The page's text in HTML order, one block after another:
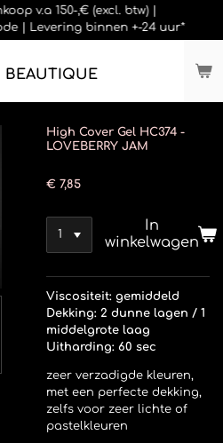
BEAUTIQUE
v.a 150-,€ (excl. btw) |
| Levering binnen +-24 uur*
High Cover Gel HC374 -
LOVEBERRY JAM
€ 7,85
In
winkelwagen
Viscositeit: gemiddeld
Dekking: 2 dunne lagen / 1
middelgrote laag
Uitharding: 60 sec
zeer verzadigde kleuren,
met een perfecte dekking,
zelfs voor zeer lichte of
pastelkleuren